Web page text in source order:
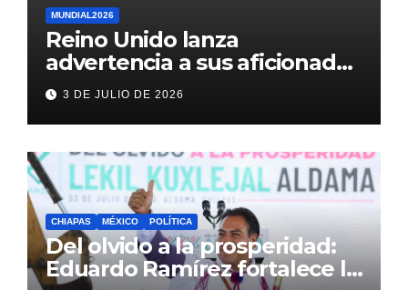
MUNDIAL2026
Reino Unido lanza
advertencia a sus aficionados
antes del México vs
Inglaterra en el Mundial 2026
3 DE JULIO DE 2026
CHIAPAS MÉXICO POLÍTICA
Del olvido a la prosperidad:
Eduardo Ramírez fortalece la